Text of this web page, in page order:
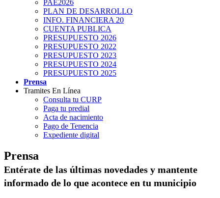
PAE2026
PLAN DE DESARROLLO
INFO. FINANCIERA 20
CUENTA PUBLICA
PRESUPUESTO 2026
PRESUPUESTO 2022
PRESUPUESTO 2023
PRESUPUESTO 2024
PRESUPUESTO 2025
Prensa
Tramites En Línea
Consulta tu CURP
Paga tu predial
Acta de nacimiento
Pago de Tenencia
Expediente digital
Prensa
Entérate de las últimas novedades y mantente
informado de lo que acontece en tu municipio